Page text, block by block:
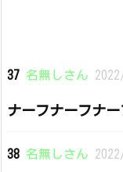
37 名無しさん
ナーフナーフナー
38 名無しさん